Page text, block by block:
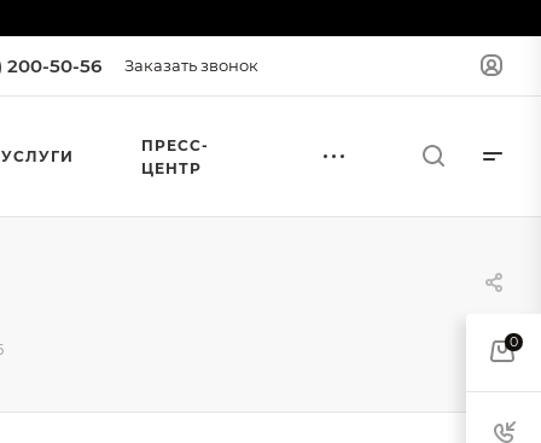
200-50-56 Заказать звонок
УСЛУГИ
ПРЕСС-
ЦЕНТР
0